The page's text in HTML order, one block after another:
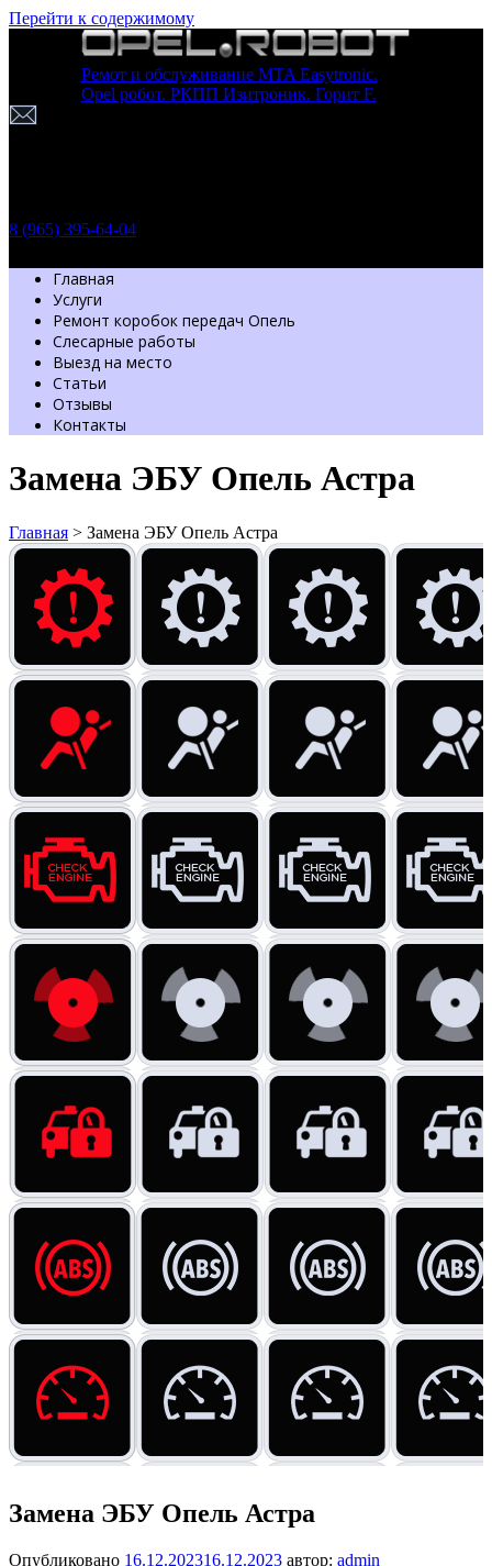
Перейти к содержимому
Ремот и обслуживание MTA Easytronic.
Opel робот. РКПП Изитроник. Горит F.
8 (965) 395-64-04
Главная
Услуги
Ремонт коробок передач Опель
Слесарные работы
Выезд на место
Статьи
Отзывы
Контакты
Замена ЭБУ Опель Астра
Главная > Замена ЭБУ Опель Астра
Замена ЭБУ Опель Астра
Опубликовано 16.12.202316.12.2023 автор: admin